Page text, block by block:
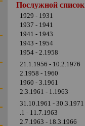
Послужной список
1929 - 1931
1937 - 1941
1941 - 1943
1943 - 1954
1954 - 2.1958
21.1.1956 - 10.2.1976
2.1958 - 1960
1960 - 3.1961
2.3.1961 - 1.1963
31.10.1961 - 30.3.1971
.1 - 11.7.1963
2.7.1963 - 18.3.1966